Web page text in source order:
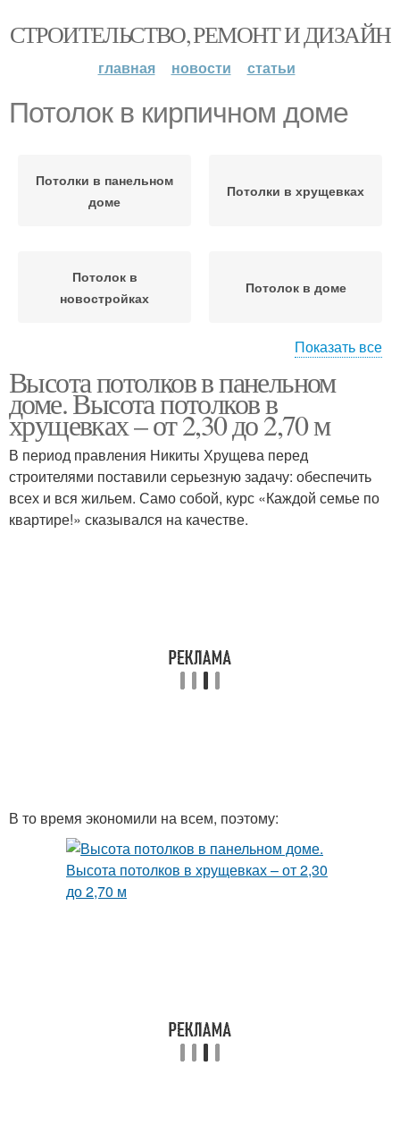
СТРОИТЕЛЬСТВО, РЕМОНТ И ДИЗАЙН
главная новости статьи
Потолок в кирпичном доме
Потолки в панельном
доме
Потолки в хрущевках
Потолок в
новостройках
Потолок в доме
зданий
общественных зданиях
Потолки в обычной
квартире
Потолки в хрущевке
Показать все
Высота потолков в панельном
доме. Высота потолков в
хрущевках – от 2,30 до 2,70 м
В период правления Никиты Хрущева перед
строителями поставили серьезную задачу: обеспечить
всех и вся жильем. Само собой, курс «Каждой семье по
квартире!» сказывался на качестве.
В то время экономили на всем, поэтому: